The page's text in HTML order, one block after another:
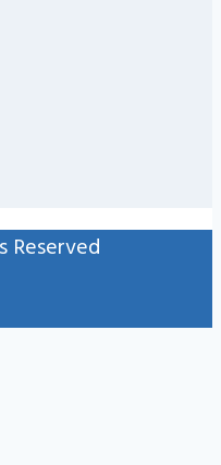
Reserved